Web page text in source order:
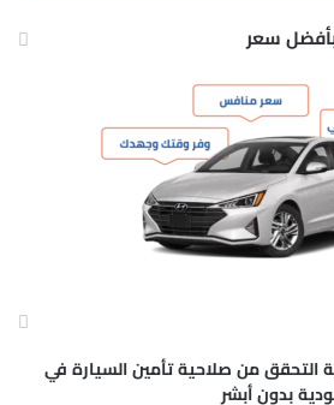
سعر
التحقق من صلاحية تأمين السيارة في
بدون أبشر